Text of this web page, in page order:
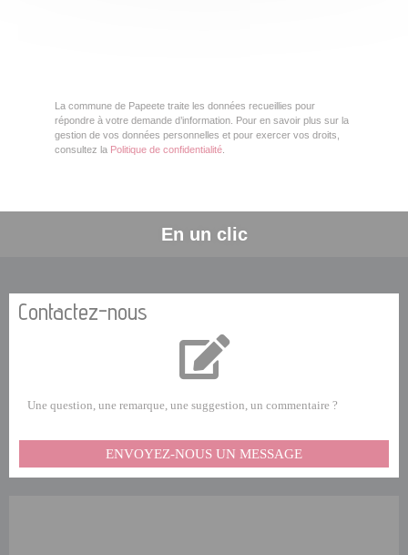
La commune de Papeete traite les données recueillies pour
répondre à votre demande d’information. Pour en savoir plus sur la
gestion de vos données personnelles et pour exercer vos droits,
consultez la Politique de confidentialité
En un clic
Contactez-nous
Une question, une remarque, une suggestion, un commentaire ?
ENVOYEZ-NOUS UN MESSAGE